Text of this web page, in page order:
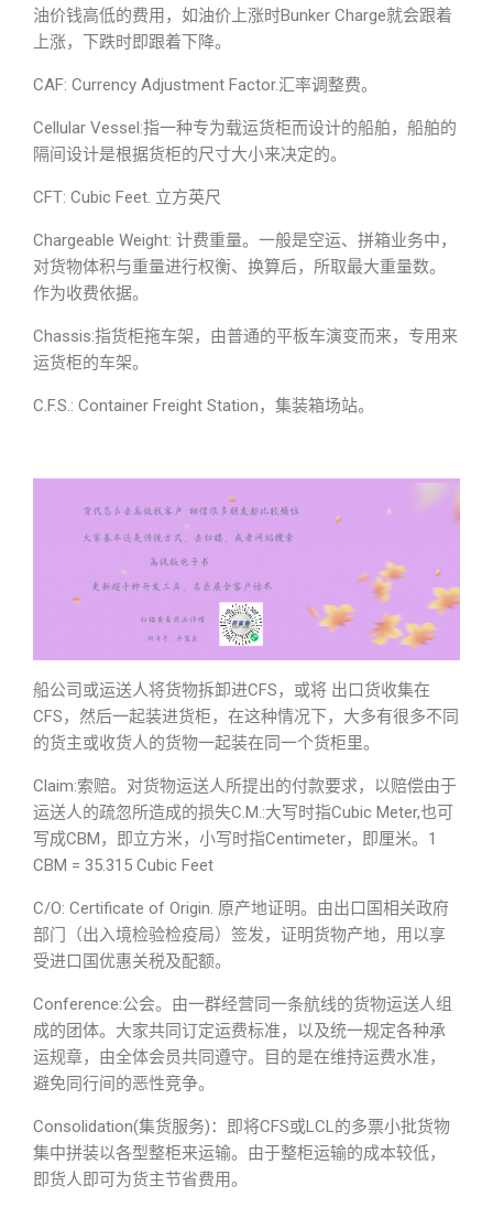
油价钱高低的费用，如油价上涨时Bunker Charge就会跟着
上涨，下跌时即跟着下降。
CAF: Currency Adjustment Factor.汇率调整费。
Cellular Vessel:指一种专为载运货柜而设计的船舶，船舶的
隔间设计是根据货柜的尺寸大小来决定的。
CFT: Cubic Feet. 立方英尺
Chargeable Weight: 计费重量。一般是空运、拼箱业务中，
对货物体积与重量进行权衡、换算后，所取最大重量数。
作为收费依据。
Chassis:指货柜拖车架，由普通的平板车演变而来，专用来
运货柜的车架。
C.F.S.: Container Freight Station，集装箱场站。
船公司或运送人将货物拆卸进CFS，或将 出口货收集在
CFS，然后一起装进货柜，在这种情况下，大多有很多不同
的货主或收货人的货物一起装在同一个货柜里。
Claim:索赔。对货物运送人所提出的付款要求，以赔偿由于
运送人的疏忽所造成的损失C.M.:大写时指Cubic Meter,也可
写成CBM，即立方米，小写时指Centimeter，即厘米。1
CBM = 35.315 Cubic Feet
C/O: Certificate of Origin. 原产地证明。由出口国相关政府
部门（出入境检验检疫局）签发，证明货物产地，用以享
受进口国优惠关税及配额。
Conference:公会。由一群经营同一条航线的货物运送人组
成的团体。大家共同订定运费标准，以及统一规定各种承
运规章，由全体会员共同遵守。目的是在维持运费水准，
避免同行间的恶性竞争。
Consolidation(集货服务)：即将CFS或LCL的多票小批货物
集中拼装以各型整柜来运输。由于整柜运输的成本较低，
即货人即可为货主节省费用。